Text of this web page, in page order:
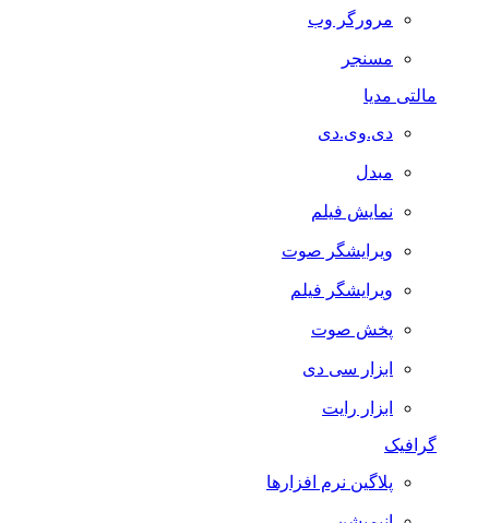
مرورگر وب
مسنجر
مالتی مدیا
دی.وی.دی
مبدل
نمایش فیلم
ویرایشگر صوت
ویرایشگر فیلم
پخش صوت
ابزار سی دی
ابزار رایت
گرافیک
پلاگین نرم افزارها